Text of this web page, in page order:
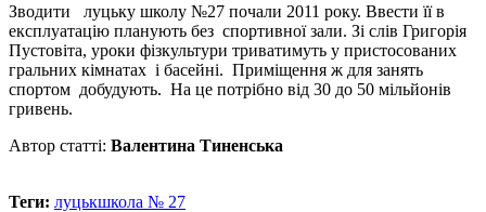
Зводити луцьку школу №27 почали 2011 року. Ввести її в
експлуатацію планують без спортивної зали. Зі слів Григорія
Пустовіта, уроки фізкультури триватимуть у пристосованих
гральних кімнатах і басейні. Приміщення ж для занять
спортом добудують. На це потрібно від 30 до 50 мільйонів
гривень.
Автор статті: Валентина Тиненська
Теги: луцькшкола № 27